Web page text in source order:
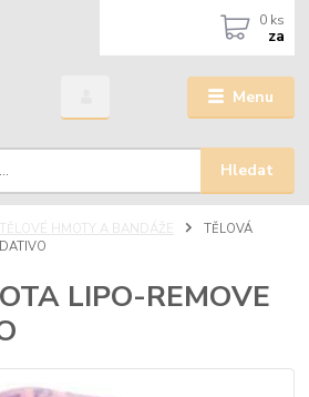
Menu
Hledat
0 ks
za
HMOTY A BANDÁŽE
TĚLOVÁ
LIPO-REMOVE